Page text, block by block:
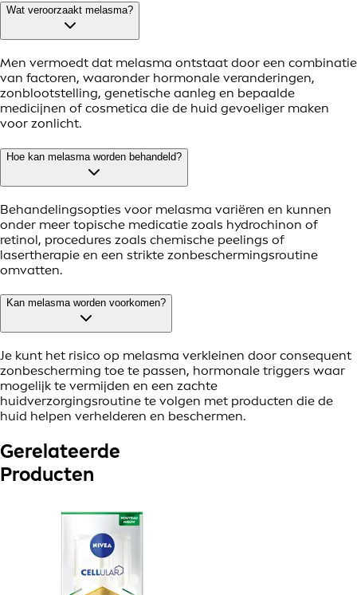
Wat veroorzaakt melasma?
Men vermoedt dat melasma ontstaat door een combinatie
van factoren, waaronder hormonale veranderingen,
zonblootstelling, genetische aanleg en bepaalde
medicijnen of cosmetica die de huid gevoeliger maken
voor zonlicht.
Hoe kan melasma worden behandeld?
Behandelingsopties voor melasma variëren en kunnen
onder meer topische medicatie zoals hydrochinon of
retinol, procedures zoals chemische peelings of
lasertherapie en een strikte zonbeschermingsroutine
omvatten.
Kan melasma worden voorkomen?
Je kunt het risico op melasma verkleinen door consequent
zonbescherming toe te passen, hormonale triggers waar
mogelijk te vermijden en een zachte
huidverzorgingsroutine te volgen met producten die de
huid helpen verhelderen en beschermen.
Gerelateerde
Producten